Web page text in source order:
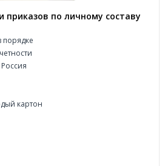
приказов по личному составу
порядке
Россия
картон